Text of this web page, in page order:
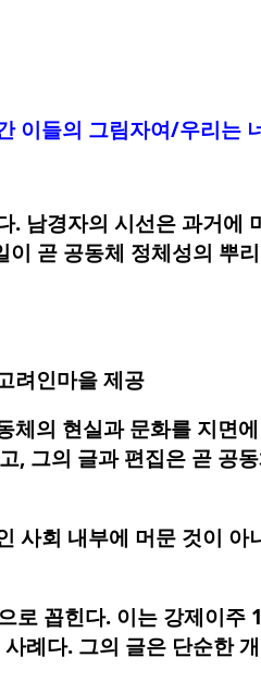
이들의 그림자여/우리는
남경자의 시선은 과거에
곧 공동체 정체성의 뿌
려인마을 제공
의 현실과 문화를 지면
, 그의 글과 편집은 곧 공
사회 내부에 머문 것이 아
로 꼽힌다. 이는 강제이주
례다. 그의 글은 단순한